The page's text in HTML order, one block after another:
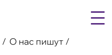
О нас пишут